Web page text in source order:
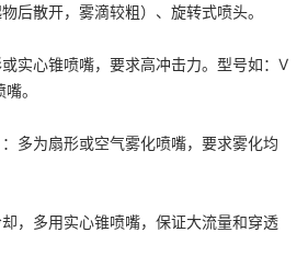
后散开，雾滴较粗）、旋转式喷头。
实心锥喷嘴，要求高冲击力。型号如：V
。
多为扇形或空气雾化喷嘴，要求雾化均
，多用实心锥喷嘴，保证大流量和穿透